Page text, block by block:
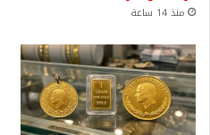
منذ 14 ساعة